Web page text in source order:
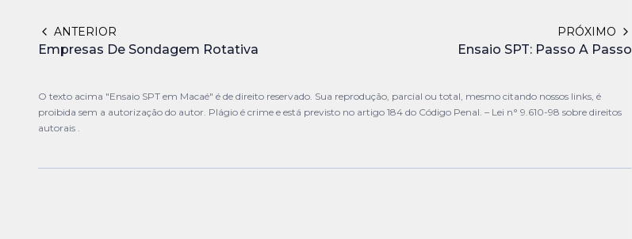
ANTERIOR
Empresas De Sondagem Rotativa
PRÓXIMO
Ensaio SPT: Passo A Passo
O texto acima "Ensaio SPT em Macaé" é de direito reservado. Sua reprodução, parcial ou total, mesmo citando nossos links, é
proibida sem a autorização do autor. Plágio é crime e está previsto no artigo 184 do Código Penal. – Lei n° 9.610-98 sobre direitos
autorais .